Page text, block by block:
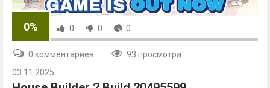
0% 0 0 0
0 комментариев
93 просмотра
03.11.2025